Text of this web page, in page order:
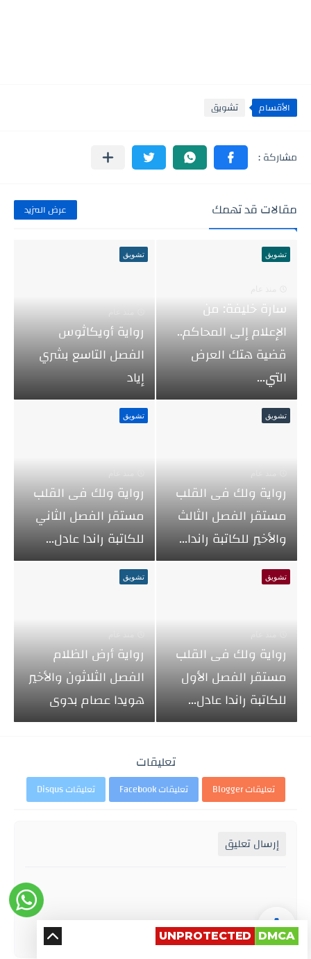
الأقسام تشويق
مقالات قد تهمك عرض المزيد
تشويق
سارة خليفة: من
الإعلام إلى المحاكم..
قضية هتك العرض
التي...
تشويق
رواية أويكاثوس
الفصل التاسع بشري
إياد
تشويق
رواية ولك فى القلب
مستقر الفصل الثالث
والأخير للكاتبة راندا...
تشويق
رواية ولك فى القلب
مستقر الفصل الثاني
للكاتبة راندا عادل...
تشويق
رواية ولك فى القلب
مستقر الفصل الأول
للكاتبة راندا عادل...
تشويق
رواية أرض الظلام
الفصل الثلاثون والأخير
هويدا عصام بدوى
تعليقات
تعليقات Blogger تعليقات Facebook تعليقات Disqus
إرسال تعليق
DMCA
UNPROTECTED